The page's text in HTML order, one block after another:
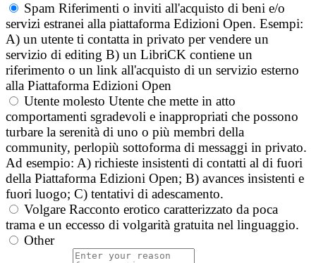
Spam Riferimenti o inviti all'acquisto di beni e/o
servizi estranei alla piattaforma Edizioni Open. Esempi:
A) un utente ti contatta in privato per vendere un
servizio di editing B) un LibriCK contiene un
riferimento o un link all'acquisto di un servizio esterno
alla Piattaforma Edizioni Open
Utente molesto Utente che mette in atto
comportamenti sgradevoli e inappropriati che possono
turbare la serenità di uno o più membri della
community, perlopiù sottoforma di messaggi in privato.
Ad esempio: A) richieste insistenti di contatti al di fuori
della Piattaforma Edizioni Open; B) avances insistenti e
fuori luogo; C) tentativi di adescamento.
Volgare Racconto erotico caratterizzato da poca
trama e un eccesso di volgarità gratuita nel linguaggio.
Other